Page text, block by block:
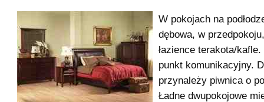
W pokojach na
dębowa, w
łazience terakota/
punkt komunikacyjny.
przynależy piwnica o
Ładne dwupokojowe